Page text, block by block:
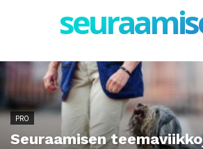
PRO
Seuraamisen